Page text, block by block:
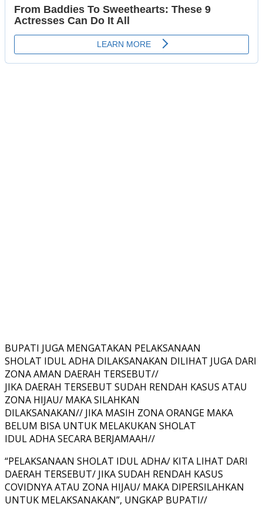
BUPATI JUGA MENGATAKAN PELAKSANAAN
SHOLAT IDUL ADHA DILAKSANAKAN DILIHAT JUGA DARI
ZONA AMAN DAERAH TERSEBUT//
JIKA DAERAH TERSEBUT SUDAH RENDAH KASUS ATAU
ZONA HIJAU/ MAKA SILAHKAN
DILAKSANAKAN// JIKA MASIH ZONA ORANGE MAKA
BELUM BISA UNTUK MELAKUKAN SHOLAT
IDUL ADHA SECARA BERJAMAAH//
“PELAKSANAAN SHOLAT IDUL ADHA/ KITA LIHAT DARI
DAERAH TERSEBUT/ JIKA SUDAH RENDAH KASUS
COVIDNYA ATAU ZONA HIJAU/ MAKA DIPERSILAHKAN
UNTUK MELAKSANAKAN”, UNGKAP BUPATI//